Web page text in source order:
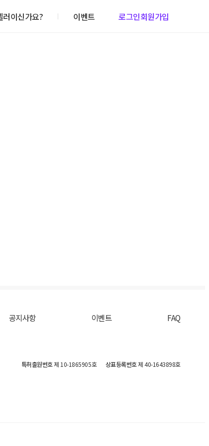
러이신가요? 이벤트 로그인회원가입
공지사항 이벤트 FAQ
특허출원번호제 10-1865905호 상표등록번호제 40-1643898호